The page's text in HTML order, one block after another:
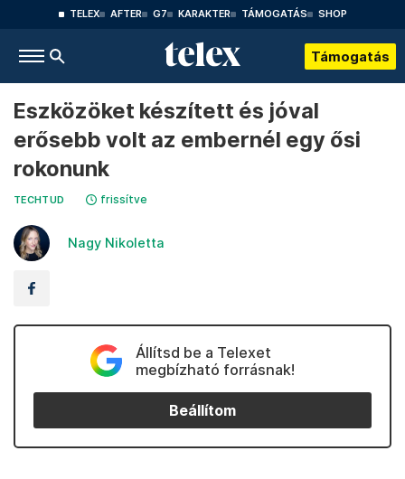
TELEX AFTER G7 KARAKTER TÁMOGATÁS SHOP
Támogatás
Eszközöket készített és jóval
erősebb volt az embernél egy ősi
rokonunk
TECHTUD frissítve
Nagy Nikoletta
Állítsd be a Telexet
megbízható forrásnak!
Beállítom